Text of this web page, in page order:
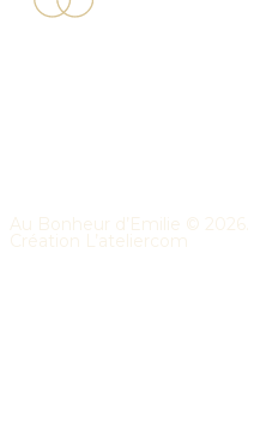
Au Bonheur d’Emilie © 2026
Création L’ateliercom